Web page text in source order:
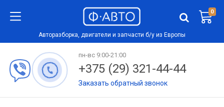
0
Авторазборка, двигатели и запчасти б/у из Европы
пн-вс 9:00-21:00
+375 (29) 321-44-44
Заказать обратный звонок